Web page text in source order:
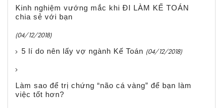
Kinh nghiệm vướng mắc khi ĐI LÀM KẾ TOÁN
chia sẻ với bạn
(04/12/2018)
5 lí do nên lấy vợ ngành Kế Toán (04/12/2018)
Làm sao để trị chứng “não cá vàng” để bạn làm
việc tốt hơn?